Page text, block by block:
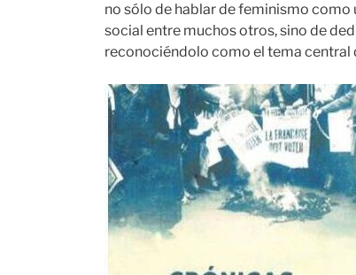
no sólo de hablar de feminismo
social entre muchos otros, sino de
reconociéndolo como el tema central